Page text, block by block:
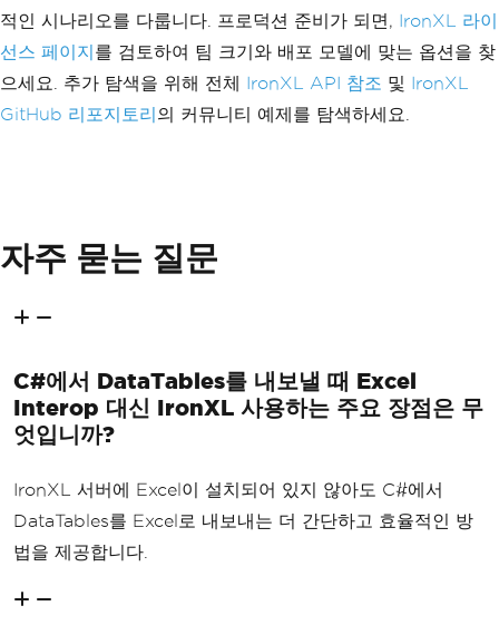
적인 시나리오를 다룹니다. 프로덕션 준비가 되면, IronXL 라이
선스 페이지 를 검토하여 팀 크기와 배포 모델에 맞는 옵션을 찾
으세요. 추가 탐색을 위해 전체 IronXL API 참조 및 IronXL
GitHub 리포지토리 의 커뮤니티 예제를 탐색하세요.
자주 묻는 질문
C#에서 DataTables를 내보낼 때 Excel
Interop 대신 IronXL 사용하는 주요 장점은 무
엇입니까?
IronXL 서버에 Excel이 설치되어 있지 않아도 C#에서
DataTables를 Excel로 내보내는 더 간단하고 효율적인 방
법을 제공합니다.